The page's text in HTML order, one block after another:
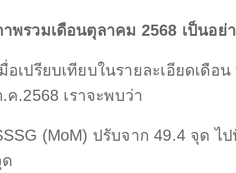
พรวมเดือนตุลาคม 2568 เป็นอย่
อเปรียบเทียบในรายละเอียดเดือ
ค.2568 เราจะพบว่า
(MoM) ปรับจาก49.4 จุด ไป